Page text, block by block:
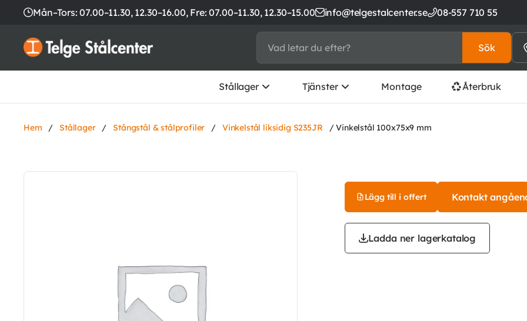
Mån–Tors: 07.00–11.30, 12.30–16.00,Fre: 07.00–11.30, 12.30–15.00 info@telgestalcenter.se 08-557 710 55
Sök
Stållager Tjänster Montage Återbruk
Hem / Stållager / Stångstål & stålprofiler / Vinkelstål liksidig S235JR / Vinkelstål 100x75x9 mm
Lägg till i offert Kontakt
Ladda ner lagerkatalog